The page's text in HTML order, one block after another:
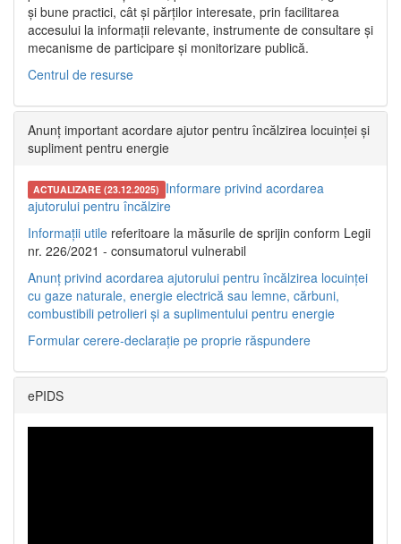
și bune practici, cât și părților interesate, prin facilitarea
accesului la informații relevante, instrumente de consultare și
mecanisme de participare și monitorizare publică.
Centrul de resurse
Anunț important acordare ajutor pentru încălzirea locuinței și
supliment pentru energie
ACTUALIZARE (23.12.2025) Informare privind acordarea
ajutorului pentru încălzire
Informații utile referitoare la măsurile de sprijin conform Legii
nr. 226/2021 - consumatorul vulnerabil
Anunț privind acordarea ajutorului pentru încălzirea locuinței
cu gaze naturale, energie electrică sau lemne, cărbuni,
combustibili petrolieri și a suplimentului pentru energie
Formular cerere-declarație pe proprie răspundere
ePIDS